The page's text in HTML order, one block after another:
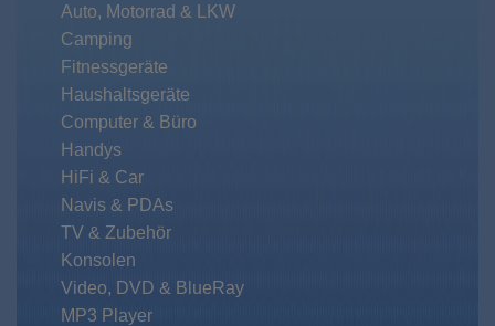
Auto, Motorrad & LKW
Camping
Fitnessgeräte
Haushaltsgeräte
Computer & Büro
Handys
HiFi & Car
Navis & PDAs
TV & Zubehör
Konsolen
Video, DVD & BlueRay
MP3 Player